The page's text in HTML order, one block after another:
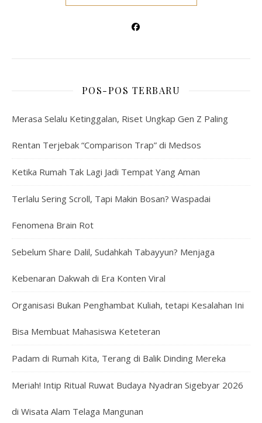
POS-POS TERBARU
Merasa Selalu Ketinggalan, Riset Ungkap Gen Z Paling
Rentan Terjebak “Comparison Trap” di Medsos
Ketika Rumah Tak Lagi Jadi Tempat Yang Aman
Terlalu Sering Scroll, Tapi Makin Bosan? Waspadai
Fenomena Brain Rot
Sebelum Share Dalil, Sudahkah Tabayyun? Menjaga
Kebenaran Dakwah di Era Konten Viral
Organisasi Bukan Penghambat Kuliah, tetapi Kesalahan Ini
Bisa Membuat Mahasiswa Keteteran
Padam di Rumah Kita, Terang di Balik Dinding Mereka
Meriah! Intip Ritual Ruwat Budaya Nyadran Sigebyar 2026
di Wisata Alam Telaga Mangunan